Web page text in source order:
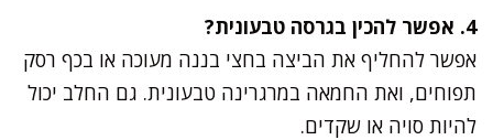
4. אפשר להכין בגרסה טבעונית?
אפשר להחליף את הביצה בחצי בננה מעוכה או בכף רסק
תפוחים, ואת החמאה במרגרינה טבעונית. גם החלב יכול
להיות סויה או שקדים.